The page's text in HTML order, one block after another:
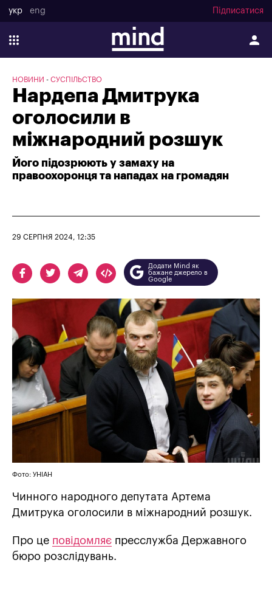
укр eng Підписатися
НОВИНИ СУСПІЛЬСТВО
Нардепа Дмитрука
оголосили в
міжнародний розшук
Його підозрюють у замаху на
правоохоронця та нападах на громадян
29 СЕРПНЯ 2024, 12:35
Додати Mind як
бажане джерело в
Google
Фото: УНІАН
Чинного народного депутата Артема
Дмитрука оголосили в міжнародний розшук.
Про це повідомляє пресслужба Державного
бюро розслідувань.